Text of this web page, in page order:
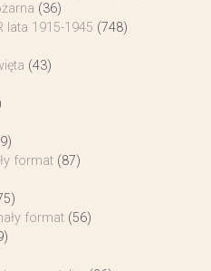
(36)
lata 1915-1945 (748)
(43)
format (87)
format (56)